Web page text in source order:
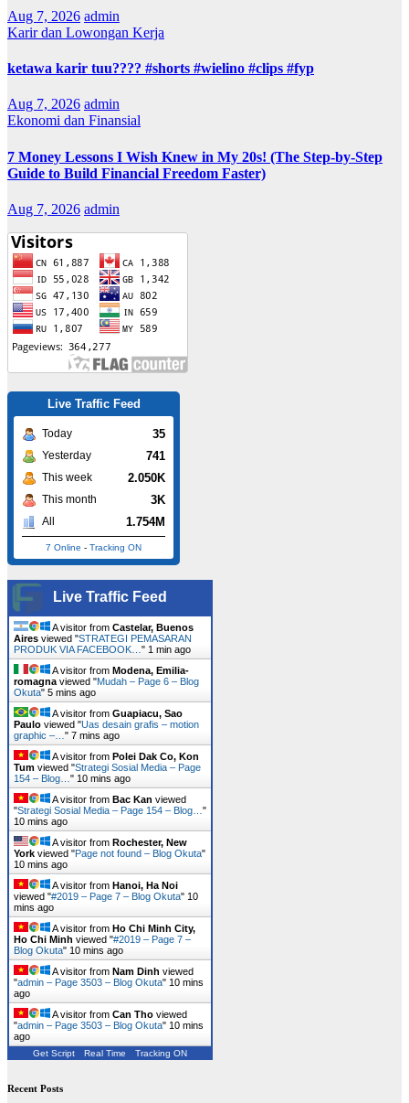
Aug 7, 2026 admin
Karir dan Lowongan Kerja
ketawa karir tuu???? #shorts #wielino #clips #fyp
Aug 7, 2026 admin
Ekonomi dan Finansial
7 Money Lessons I Wish Knew in My 20s! (The Step-by-Step
Guide to Build Financial Freedom Faster)
Aug 7, 2026 admin
Live Traffic Feed
Today 35
Yesterday 741
This week 2.050K
This month 3K
All 1.754M
7 Online - Tracking ON
Live Traffic Feed
A visitor from Castelar, Buenos
Aires viewed "STRATEGI PEMASARAN
PRODUK VIA FACEBOOK… " 1 min ago
A visitor from Modena, Emilia-
romagna viewed "Mudah – Page 6 – Blog
Okuta" 5 mins ago
A visitor from Guapiacu, Sao
Paulo viewed "Uas desain grafis – motion
graphic –… " 7 mins ago
A visitor from Polei Dak Co, Kon
Tum viewed "Strategi Sosial Media – Page
154 – Blog… " 10 mins ago
A visitor from Bac Kan viewed
"Strategi Sosial Media – Page 154 – Blog… "
10 mins ago
A visitor from Rochester, New
York viewed "Page not found – Blog Okuta"
10 mins ago
A visitor from Hanoi, Ha Noi
viewed "#2019 – Page 7 – Blog Okuta" 10
mins ago
A visitor from Ho Chi Minh City,
Ho Chi Minh viewed "#2019 – Page 7 –
Blog Okuta" 10 mins ago
A visitor from Nam Dinh viewed
"admin – Page 3503 – Blog Okuta" 10 mins
ago
A visitor from Can Tho viewed
"admin – Page 3503 – Blog Okuta" 10 mins
ago
Get Script Real Time Tracking ON
Recent Posts